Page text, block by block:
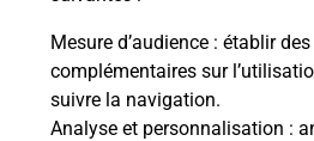
Mesure d’audience : établir
complémentaires sur
suivre la navigation.
Analyse et personnalisation :
La Poste
en ligne
Ouvert 24h/24